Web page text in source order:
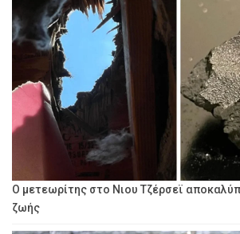
Ο μετεωρίτης στο Νιου Τζέρσεϊ
ζωής